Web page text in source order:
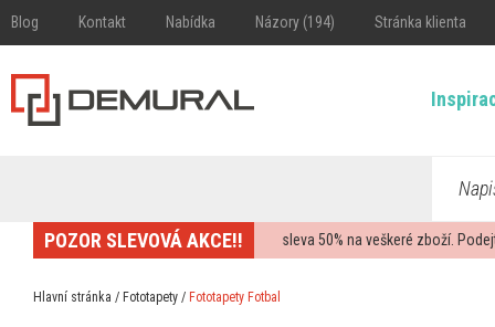
Blog Kontakt Nabídka Názory (194) Stránka klienta
POZOR SLEVOVÁ AKCE!! sleva50% na veškeré zboží.
Hlavní stránka / Fototapety / Fototapety Fotbal